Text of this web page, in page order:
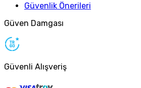
Güvenlik Önerileri
Güven Damgası
Güvenli Alışveriş